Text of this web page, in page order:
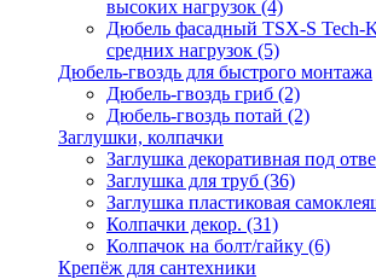
высоких нагрузок (4)
Дюбель фасадный TSX-S Tech-
средних нагрузок (5)
Дюбель-гвоздь для быстрого монтажа
Дюбель-гвоздь гриб (2)
Дюбель-гвоздь потай (2)
Заглушки, колпачки
Заглушка декоративная под
Заглушка для труб (36)
Заглушка пластиковая
Колпачки декор. (31)
Колпачок на болт/гайку (6)
Крепёж для сантехники